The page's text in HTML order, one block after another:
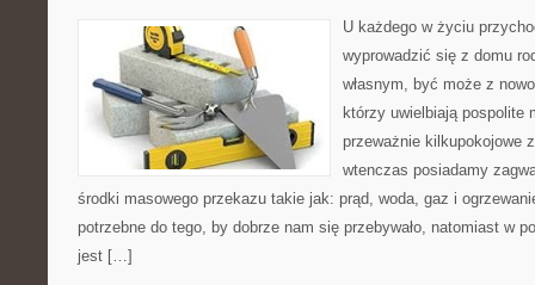
U każdego w życiu
wyprowadzić się z domu
własnym, być może z
którzy uwielbiają pospolite
przeważnie kilkupokojowe
wtenczas posiadamy
środki masowego przekazu takie jak: prąd, woda, gaz i
potrzebne do tego, by dobrze nam się przebywało, natomiast w
jest […]